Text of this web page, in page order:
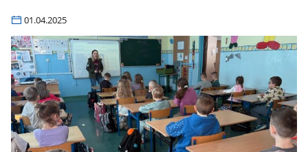
01.04.2025